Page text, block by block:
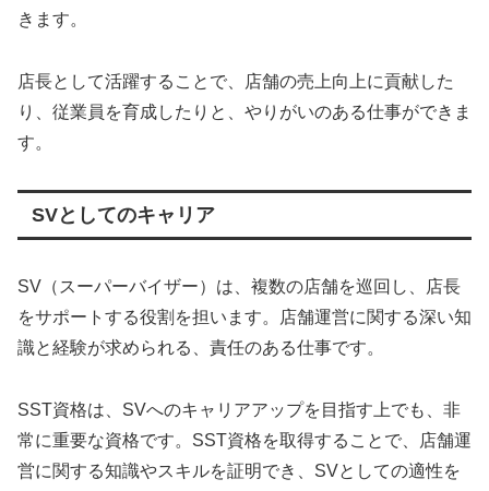
きます。
店長として活躍することで、店舗の売上向上に貢献した
り、従業員を育成したりと、やりがいのある仕事ができま
す。
SVとしてのキャリア
SV（スーパーバイザー）は、複数の店舗を巡回し、店長
をサポートする役割を担います。店舗運営に関する深い知
識と経験が求められる、責任のある仕事です。
SST資格は、SVへのキャリアアップを目指す上でも、非
常に重要な資格です。SST資格を取得することで、店舗運
営に関する知識やスキルを証明でき、SVとしての適性を